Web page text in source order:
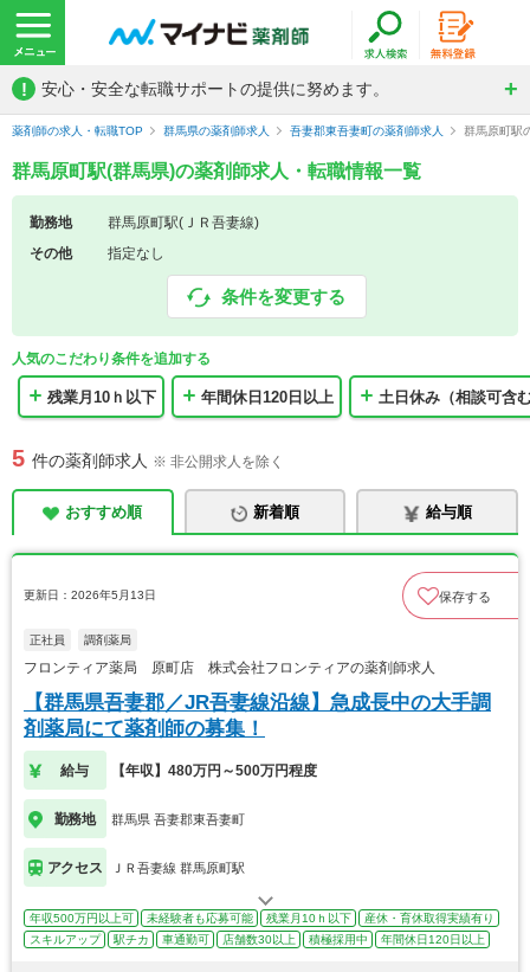
! 安心・安全な転職サポートの提供に努めます。
薬剤師の求人・転職TOP 群馬県の薬剤師求人 吾妻郡東吾妻町の薬剤師求人 群馬原町駅
群馬原町駅(群馬県)の薬剤師求人・転職情報一覧
勤務地
群馬原町駅(ＪＲ吾妻線)
その他
指定なし
条件を変更する
人気のこだわり条件を追加する
残業月10ｈ以下 年間休日120日以上 土日休み（相談可含
5 件の薬剤師求人 ※ 非公開求人を除く
おすすめ順 新着順 給与順
更新日：2026年5月13日 保存する
正社員 調剤薬局
フロンティア薬局 原町店 株式会社フロンティアの薬剤師求人
【群馬県吾妻郡／JR吾妻線沿線】急成長中の大手調
剤薬局にて薬剤師の募集！
給与 【年収】480万円～500万円程度
勤務地 群馬県 吾妻郡東吾妻町
アクセス ＪＲ吾妻線 群馬原町駅
年収500万円以上可 未経験者も応募可能 残業月10ｈ以下
産休・育休取得実績有り
スキルアップ
駅チカ 車通勤可 店舗数30以上 積極採用中 年間休日120日以上